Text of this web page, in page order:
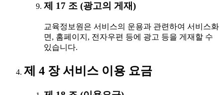
제 17 조 (광고의 게재)
교육정보원은 서비스의 운용과 관련하여 서비스화
면, 홈페이지, 전자우편 등에 광고 등을 게재할 수
있습니다.
제 4 장 서비스 이용 요금